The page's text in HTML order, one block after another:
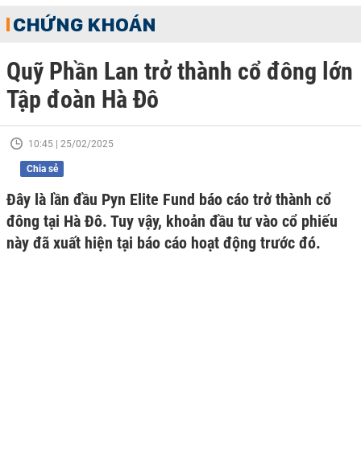
CHỨNG KHOÁN
Quỹ Phần Lan trở thành cổ đông lớn
Tập đoàn Hà Đô
10:45 | 25/02/2025
Chia sẻ
Đây là lần đầu Pyn Elite Fund báo cáo trở thành cổ
đông tại Hà Đô. Tuy vậy, khoản đầu tư vào cổ phiếu
này đã xuất hiện tại báo cáo hoạt động trước đó.